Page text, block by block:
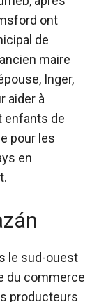
ont
de
maire
Inger,
aider à
enfants de
pour les
en
le sud-ouest
du commerce
producteurs